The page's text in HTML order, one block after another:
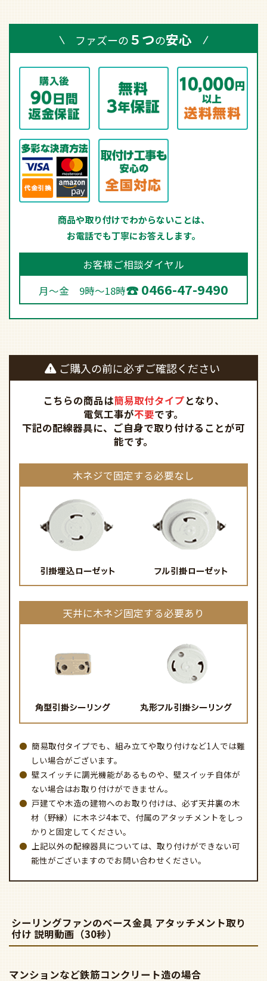
ファズーの５つの安心
商品や取り付けでわからないことは、
お電話でも丁寧にお答えします。
お客様ご相談ダイヤル
月～金 9時～18時
0466-47-9490
ご購入の前に必ずご確認ください
こちらの商品は簡易取付タイプとなり、
電気工事が不要です。
下記の配線器具に、ご自身で取り付けることが可
能です。
木ネジで固定する必要なし
天井に木ネジ固定する必要あり
簡易取付タイプでも、組み立てや取り付けなど1人では難
しい場合がございます。
壁スイッチに調光機能があるものや、壁スイッチ自体が
ない場合はお取り付けができません。
戸建てや木造の建物へのお取り付けは、必ず天井裏の木
材（野縁）に木ネジ4本で、付属のアタッチメントをしっ
かりと固定してください。
上記以外の配線器具については、取り付けができない可
能性がございますのでお問い合わせください。
シーリングファンのベース金具 アタッチメント取り
付け 説明動画（30秒）
マンションなど鉄筋コンクリート造の場合